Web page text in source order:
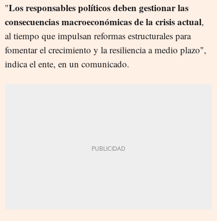
"Los responsables políticos deben gestionar las
consecuencias macroeconómicas de la crisis actual,
al tiempo que impulsan reformas estructurales para
fomentar el crecimiento y la resiliencia a medio plazo",
indica el ente, en un comunicado.